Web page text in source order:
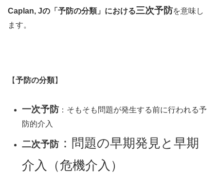
Caplan, Jの「予防の分類」における三次予防を意味し
ます。
【予防の分類】
一次予防 ：そもそも問題が発生する前に行われる予
防的介入
二次予防 ：問題の早期発見と早期
介入（危機介入）